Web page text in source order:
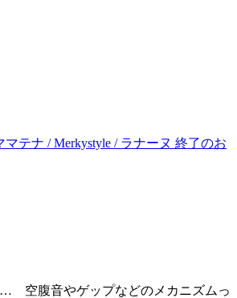
マテナ / Merkystyle / ラナーヌ 終了のお
空腹音やゲップなどのメカニズムっ